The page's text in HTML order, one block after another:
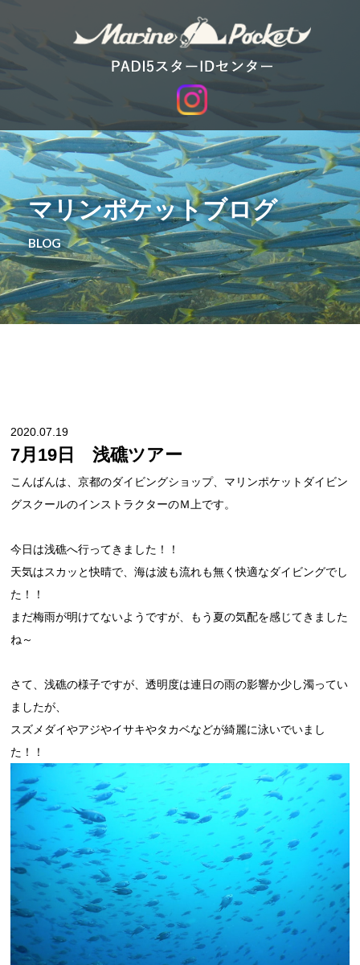
マリンポケットブログ
BLOG
2020.07.19
7月19日 浅礁ツアー
こんばんは、京都のダイビングショップ、マリンポケットダイビン
グスクールのインストラクターのＭ上です。
今日は浅礁へ行ってきました！！
天気はスカッと快晴で、海は波も流れも無く快適なダイビングでし
た！！
まだ梅雨が明けてないようですが、もう夏の気配を感じてきました
ね～
さて、浅礁の様子ですが、透明度は連日の雨の影響か少し濁ってい
ましたが、
スズメダイやアジやイサキやタカベなどが綺麗に泳いでいまし
た！！